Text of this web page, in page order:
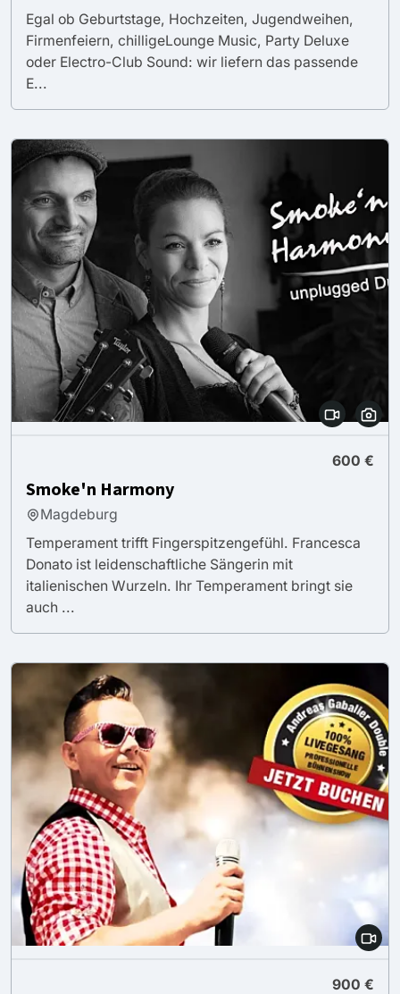
Egal ob Geburtstage, Hochzeiten, Jugendweihen,
Firmenfeiern, chilligeLounge Music, Party Deluxe
oder Electro-Club Sound: wir liefern das passende
E...
600 €
Smoke'n Harmony
Magdeburg
Temperament trifft Fingerspitzengefühl. Francesca
Donato ist leidenschaftliche Sängerin mit
italienischen Wurzeln. Ihr Temperament bringt sie
auch ...
900 €